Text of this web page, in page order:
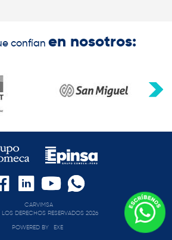
confían en nosotros:
CARVIMSA
DERECHOS RESERVADOS 2026
POWERED BY
EXE